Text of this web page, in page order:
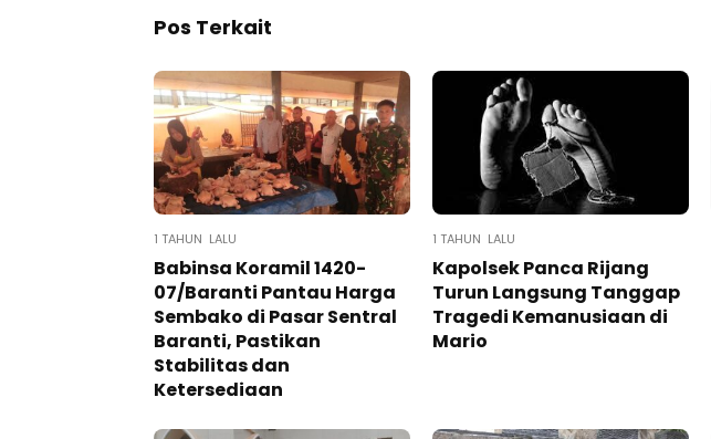
Pos Terkait
1 TAHUN LALU
Babinsa Koramil 1420-
07/Baranti Pantau Harga
Sembako di Pasar Sentral
Baranti, Pastikan
Stabilitas dan
Ketersediaan
1 TAHUN LALU
Kapolsek Panca Rijang
Turun Langsung Tanggap
Tragedi Kemanusiaan di
Mario